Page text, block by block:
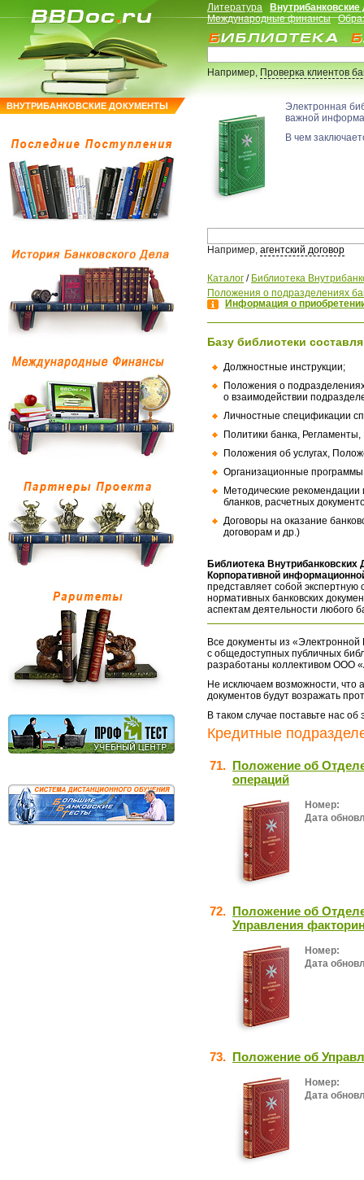
ВНУТРИБАНКОВСКИЕ ДОКУМЕНТЫ
Литература
Международные финансы
Например,Проверка клиентов
Электронная
важной
В чем
Например, агентский договор
Каталог / Библиотека
Положения о подразделениях
Информация о
Базу библиотеки
Должностные инструкции;
Положения о
о взаимодействии
Личностные спецификации
Политики банка,
Положения об услугах,
Организационные
Методические
бланков, расчетных
Договоры на оказание
договорам и др.)
Библиотека
Корпоративной
представляет собой экспертную
нормативных банковских
аспектам деятельности любого
Все документы из «Электронной
с общедоступных публичных
разработаны коллективом ООО
Не исключаем возможности, что
документов будут возражать
В таком случае поставьте нас
Кредитные
71. Положение об
операций
Номер:
Дата
72. Положение об
Управления
Номер:
Дата
73. Положение об
Номер:
Дата